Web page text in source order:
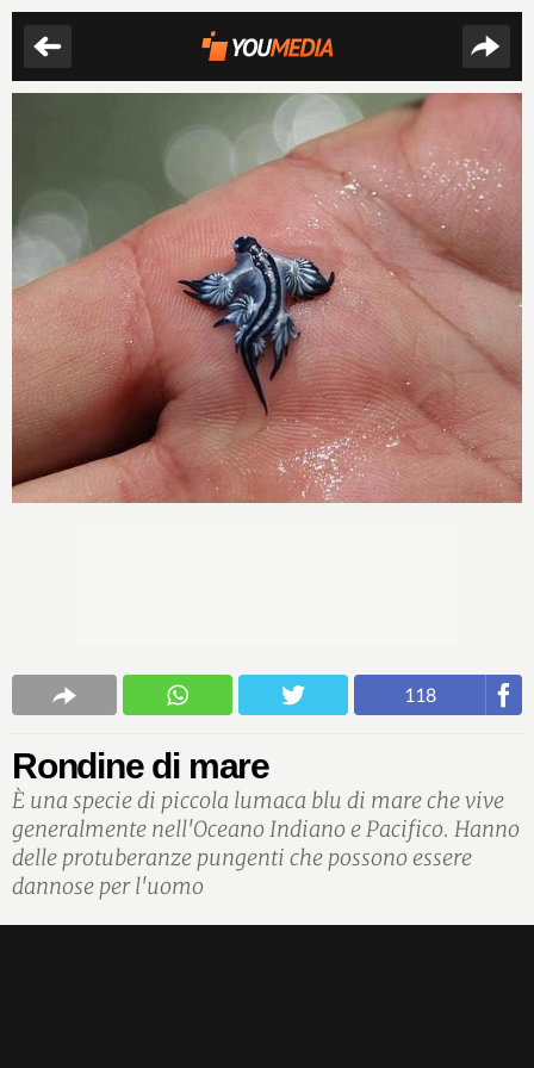
118
Rondine di mare
È una specie di piccola lumaca blu di mare che vive
generalmente nell'Oceano Indiano e Pacifico. Hanno
delle protuberanze pungenti che possono essere
dannose per l'uomo